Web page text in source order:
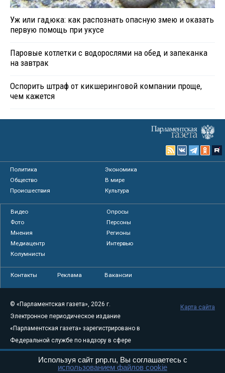
Уж или гадюка: как распознать опасную змею и оказать
первую помощь при укусе
Паровые котлетки с водорослями на обед и запеканка
на завтрак
Оспорить штраф от кикшеринговой компании проще,
чем кажется
Политика
Экономика
Общество
В мире
Происшествия
Культура
Видео
Опросы
Фото
Персоны
Мнения
Регионы
Медиацентр
Интервью
Колумнисты
Контакты Реклама Вакансии
© «Парламентская газета», 2026 г.
Электронное периодическое издание
«Парламентская газета» зарегистрировано в
Федеральной службе по надзору в сфере
связи, информационных технологий и
массовых коммуникаций (Роскомнадзор) 05
Карта сайта
Используя сайт pnp.ru, Вы соглашаетесь с
использованием файлов cookie